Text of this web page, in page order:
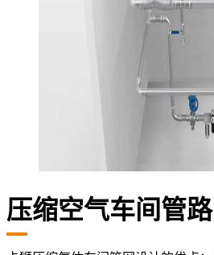
压缩空气车间管